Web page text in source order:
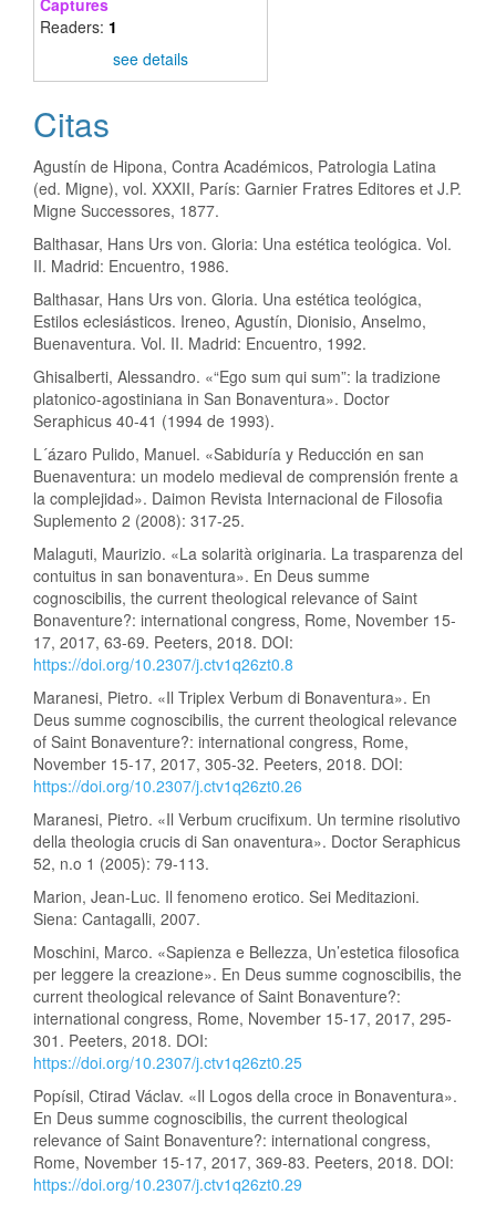
Captures
Readers: 1
see details
Citas
Agustín de Hipona, Contra Académicos, Patrologia Latina
(ed. Migne), vol. XXXII, París: Garnier Fratres Editores et J.P.
Migne Successores, 1877.
Balthasar, Hans Urs von. Gloria: Una estética teológica. Vol.
II. Madrid: Encuentro, 1986.
Balthasar, Hans Urs von. Gloria. Una estética teológica,
Estilos eclesiásticos. Ireneo, Agustín, Dionisio, Anselmo,
Buenaventura. Vol. II. Madrid: Encuentro, 1992.
Ghisalberti, Alessandro. «“Ego sum qui sum”: la tradizione
platonico-agostiniana in San Bonaventura». Doctor
Seraphicus 40-41 (1994 de 1993).
L´ázaro Pulido, Manuel. «Sabiduría y Reducción en san
Buenaventura: un modelo medieval de comprensión frente a
la complejidad». Daimon Revista Internacional de Filosofia
Suplemento 2 (2008): 317-25.
Malaguti, Maurizio. «La solarità originaria. La trasparenza del
contuitus in san bonaventura». En Deus summe
cognoscibilis, the current theological relevance of Saint
Bonaventure?: international congress, Rome, November 15-
17, 2017, 63-69. Peeters, 2018. DOI:
https://doi.org/10.2307/j.ctv1q26zt0.8
Maranesi, Pietro. «Il Triplex Verbum di Bonaventura». En
Deus summe cognoscibilis, the current theological relevance
of Saint Bonaventure?: international congress, Rome,
November 15-17, 2017, 305-32. Peeters, 2018. DOI:
https://doi.org/10.2307/j.ctv1q26zt0.26
Maranesi, Pietro. «Il Verbum crucifixum. Un termine risolutivo
della theologia crucis di San onaventura». Doctor Seraphicus
52, n.o 1 (2005): 79-113.
Marion, Jean-Luc. Il fenomeno erotico. Sei Meditazioni.
Siena: Cantagalli, 2007.
Moschini, Marco. «Sapienza e Bellezza, Un’estetica filosofica
per leggere la creazione». En Deus summe cognoscibilis, the
current theological relevance of Saint Bonaventure?:
international congress, Rome, November 15-17, 2017, 295-
301. Peeters, 2018. DOI:
https://doi.org/10.2307/j.ctv1q26zt0.25
Popísil, Ctirad Václav. «Il Logos della croce in Bonaventura».
En Deus summe cognoscibilis, the current theological
relevance of Saint Bonaventure?: international congress,
Rome, November 15-17, 2017, 369-83. Peeters, 2018. DOI:
https://doi.org/10.2307/j.ctv1q26zt0.29